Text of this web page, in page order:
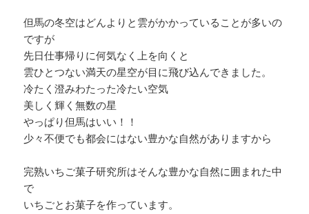
但馬の冬空はどんよりと雲がかかっていることが多いの
ですが
先日仕事帰りに何気なく上を向くと
雲ひとつない満天の星空が目に飛び込んできました。
冷たく澄みわたった冷たい空気
美しく輝く無数の星
やっぱり但馬はいい！！
少々不便でも都会にはない豊かな自然がありますから
完熟いちご菓子研究所はそんな豊かな自然に囲まれた中
で
いちごとお菓子を作っています。